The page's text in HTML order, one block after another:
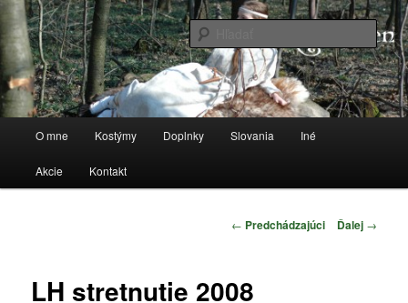
Preskočiť
primárny
obsahanorwen
Stránka o kostýmoch a všetkom, čo sa k tomu vzťahuje
O mne Kostýmy Doplnky Slovania Iné
Akcie Kontakt
Navigácia
← Predchádzajúci Ďalej →
LH stretnutie 2008